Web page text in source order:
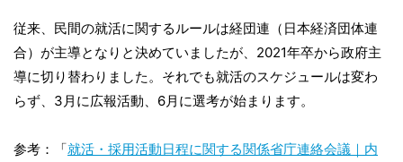
従来、民間の就活に関するルールは経団連（日本経済団体連
合）が主導となりと決めていましたが、2021年卒から政府主
導に切り替わりました。それでも就活のスケジュールは変わ
らず、3月に広報活動、6月に選考が始まります。
参考：「就活・採用活動日程に関する関係省庁連絡会議｜内